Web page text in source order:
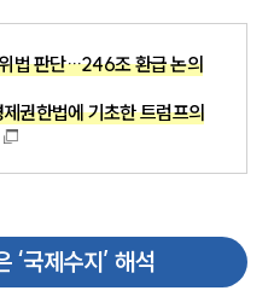
법 판단…246조 환급 논의
권한법에 기초한 트럼프의
‘국제수지’ 해석